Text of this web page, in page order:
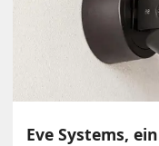
Eve Systems,